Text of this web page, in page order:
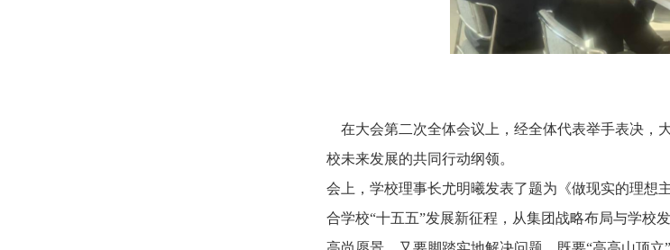
在大会第二次全体会议上，经全体代表举手表决，
校未来发展的共同行动纲领。
会上，学校理事长尤明曦发表了题为《做现实的理想
合学校“十五五”发展新征程，从集团战略布局与学